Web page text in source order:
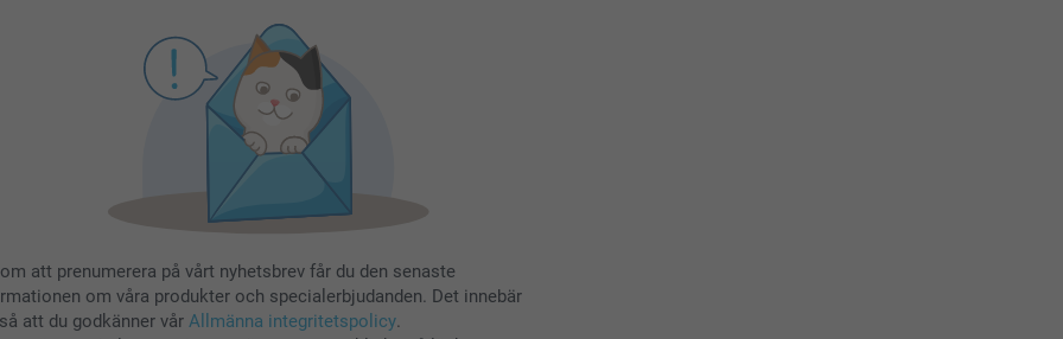
att prenumerera på vårt nyhetsbrev får du den senaste
om våra produkter och specialerbjudanden. Det innebär
att du godkänner vår Allmänna integritetspolicy.